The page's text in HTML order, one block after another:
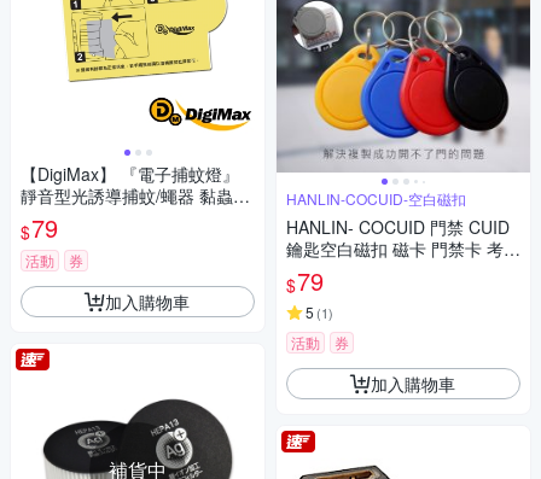
【DigiMax】 『電子捕蚊燈』
靜音型光誘導捕蚊/蠅器 黏蟲紙
補充包 UP-1A2 [ UP-1A1專用
款 ] [ 超強力黏蟲紙 ]
$79
活動 券
加入購物車
補貨中
HANLIN-COCUID-空白磁扣
HANLIN- COCUID 門禁 CUID
鑰匙空白磁扣 磁卡 門禁卡 考勤
卡 電梯卡 停車卡 工作卡
$79
5 (1)
活動 券
加入購物車